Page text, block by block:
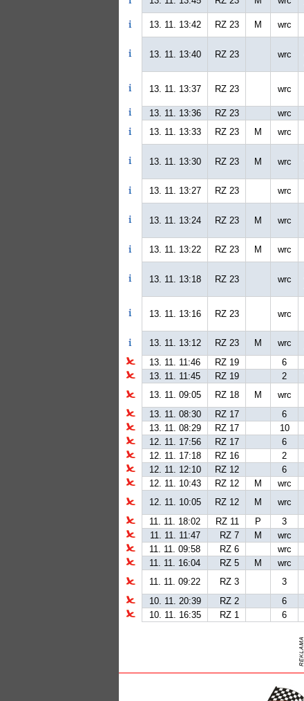
13. 11. 13:42
RZ 23 M wrc
13. 11. 13:40 RZ 23 wrc
13. 11. 13:37 RZ 23 wrc
13. 11. 13:36
RZ 23 wrc
13. 11. 13:33
RZ 23 M wrc
13. 11. 13:30 RZ 23 M wrc
13. 11. 13:27
RZ 23 wrc
13. 11. 13:24 RZ 23 M wrc
13. 11. 13:22
RZ 23 M wrc
13. 11. 13:18 RZ 23 wrc
13. 11. 13:16 RZ 23 wrc
13. 11. 13:12
RZ 23 M wrc
13. 11. 11:46
RZ 19 6
13. 11. 11:45
RZ 19 2
13. 11. 09:05
RZ 18 M wrc
13. 11. 08:30
RZ 17 6
13. 11. 08:29
RZ 17 10
12. 11. 17:56
RZ 17 6
12. 11. 17:18
RZ 16 2
12. 11. 12:10
RZ 12 6
12. 11. 10:43
RZ 12 M wrc
12. 11. 10:05
RZ 12 M wrc
11. 11. 18:02
RZ 11 P 3
11. 11. 11:47
RZ 7 M wrc
11. 11. 09:58
RZ 6 wrc
11. 11. 16:04
RZ 5 M wrc
11. 11. 09:22
RZ 3 3
10. 11. 20:39
RZ 2 6
10. 11. 16:35
RZ 1 6